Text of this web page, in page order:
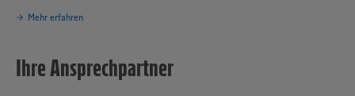
Mehr erfahren
Ihre Ansprechpartner